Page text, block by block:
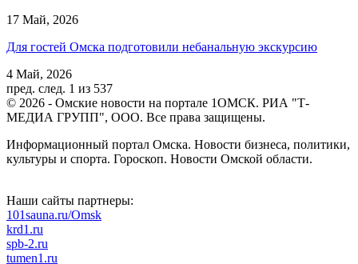
17 Май, 2026
Для гостей Омска подготовили небанальную экскурсию
4 Май, 2026
пред. след. 1 из 537
© 2026 - Омские новости на портале 1ОМСК. РИА "Т-
МЕДИА ГРУПП", ООО. Все права защищены.
Информационный портал Омска. Новости бизнеса, политики,
культуры и спорта. Гороскоп. Новости Омской области.
Наши сайты партнеры:
101sauna.ru/Omsk
krd1.ru
spb-2.ru
tumen1.ru